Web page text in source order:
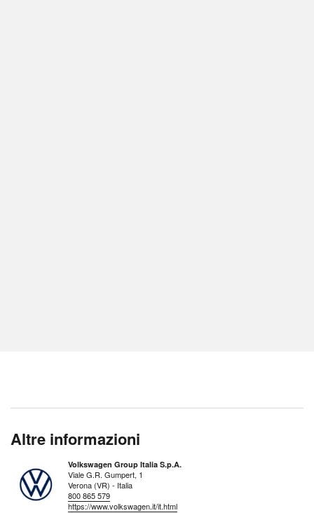
Altre informazioni
Volkswagen Group Italia S.p.A.
Viale G.R. Gumpert, 1
Verona (VR) - Italia
800 865 579
https://www.volkswagen.it/it.html